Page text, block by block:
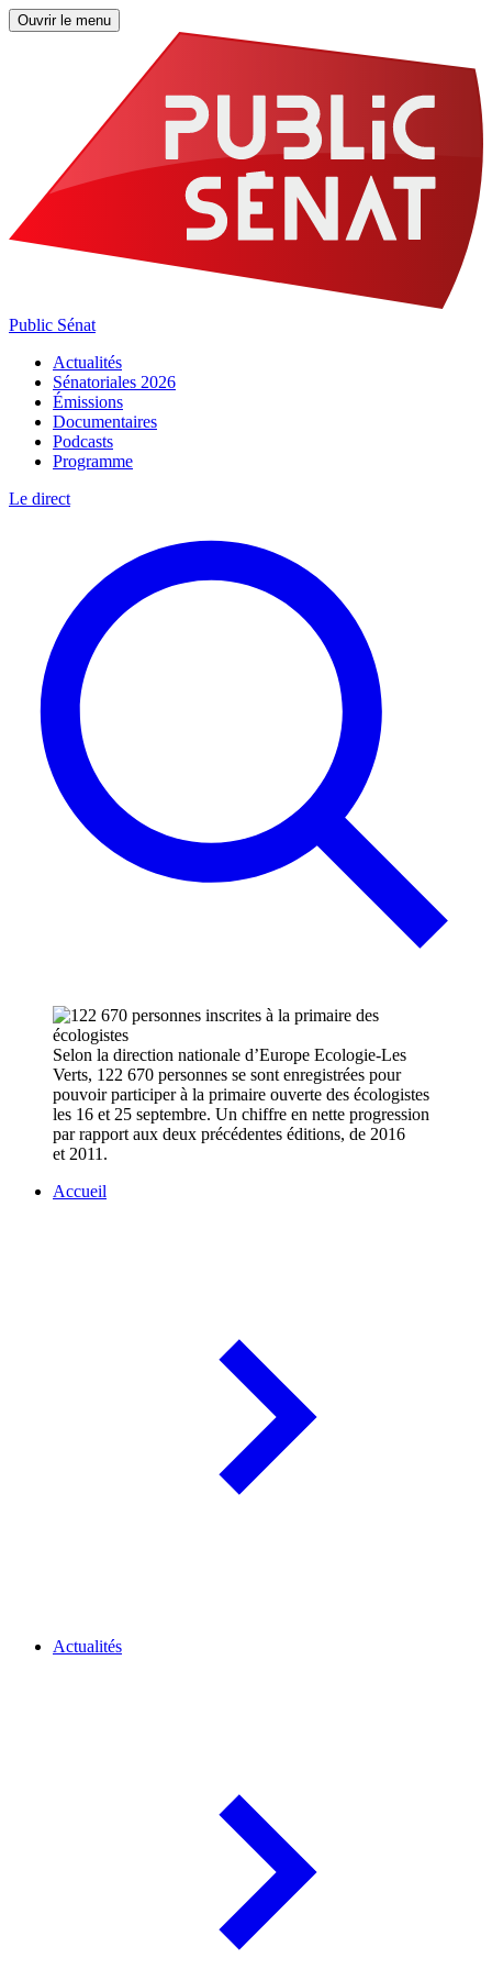
Ouvrir le menu
Public Sénat
Actualités
Sénatoriales 2026
Émissions
Documentaires
Podcasts
Programme
Le direct
Selon la direction nationale d’Europe Ecologie-Les
Verts, 122 670 personnes se sont enregistrées pour
pouvoir participer à la primaire ouverte des écologistes
les 16 et 25 septembre. Un chiffre en nette progression
par rapport aux deux précédentes éditions, de 2016
et 2011.
Accueil
Actualités